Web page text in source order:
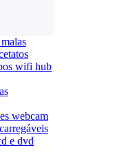
wifi hub
webcam
e dvd